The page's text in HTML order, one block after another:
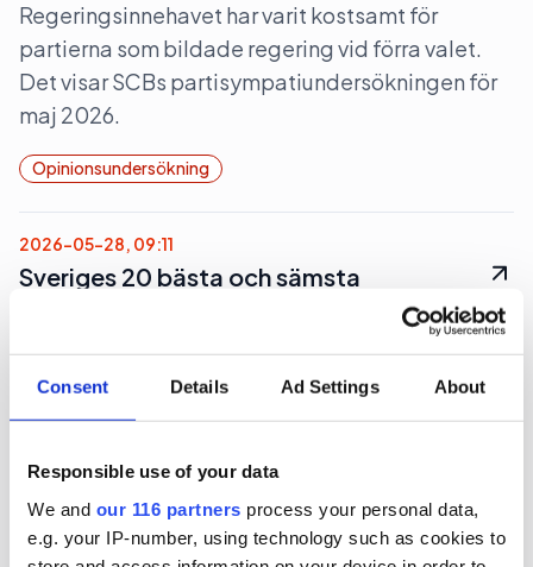
Consent Details Ad Settings About
Responsible use of your data
We and our 116 partners process your personal data,
e.g. your IP-number, using technology such as cookies to
Regeringsinnehavet har varit kostsamt för
partierna som bildade regering vid förra valet.
Det visar SCBs partisympatiundersökningen för
maj 2026.
Opinionsundersökning
2026-05-28, 09:11
Sveriges 20 bästa och sämsta
ranking av kommunernas näringslivsklimat.
2026-05-28, 07:06